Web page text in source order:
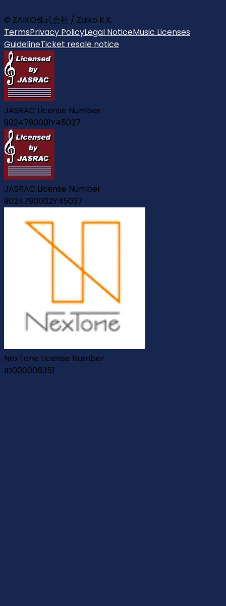
© ZAIKO株式会社 / Zaiko K.K.
TermsPrivacy PolicyLegal NoticeMusic Licenses
GuidelineTicket resale notice
JASRAC License Number
9024790001Y45037
JASRAC License Number
9024790002Y45037
NexTone License Number
ID000006351